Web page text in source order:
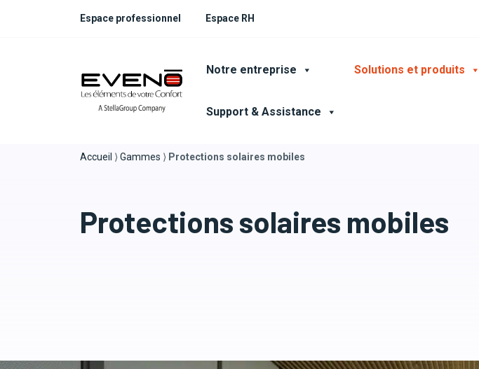
Espace professionnel Espace RH
Notre entreprise Solutions et produits
Support & Assistance
Accueil ⟩Gammes ⟩ Protections solaires mobiles
Protections solaires mobiles